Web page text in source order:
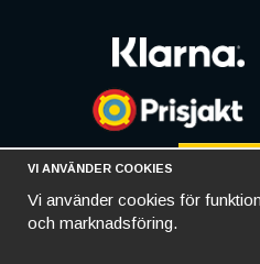
VI ANVÄNDER COOKIES
Vi använder cookies för
och marknadsföring.